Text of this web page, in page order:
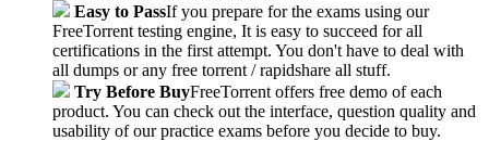
Easy to PassIf you prepare for the exams using our
FreeTorrent testing engine, It is easy to succeed for all
certifications in the first attempt. You don't have to deal with
all dumps or any free torrent / rapidshare all stuff.
Try Before BuyFreeTorrent offers free demo of each
product. You can check out the interface, question quality and
usability of our practice exams before you decide to buy.